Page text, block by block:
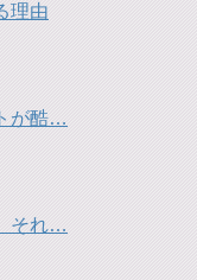
理由
が酷…
それ…